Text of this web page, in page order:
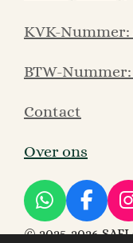
KVK-Nummer:
BTW-Nummer:
Contact
Over ons
W
h
F
a
I
© 2025-2026